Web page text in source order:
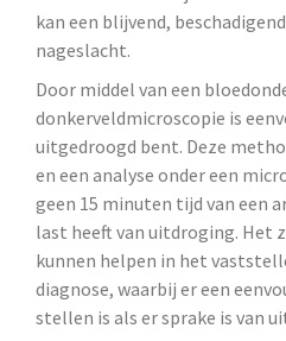
kan een blijvend,
nageslacht.
Door middel van een
donkerveldmicroscopie is
uitgedroogd bent. Deze
en een analyse onder een
geen 15 minuten tijd van een
last heeft van uitdroging. Het
kunnen helpen in het
diagnose, waarbij er een
stellen is als er sprake is van